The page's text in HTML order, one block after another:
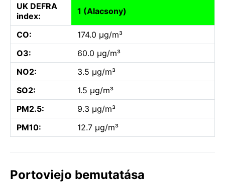
UK DEFRA
index:
1 (Alacsony)
CO:
174.0 µg/m³
O3:
60.0 µg/m³
NO2:
3.5 µg/m³
SO2:
1.5 µg/m³
PM2.5:
9.3 µg/m³
PM10:
12.7 µg/m³
Portoviejo bemutatása